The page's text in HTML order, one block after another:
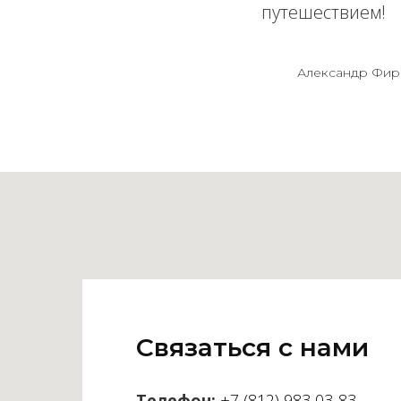
путешествием!
Александр
Связаться с нами